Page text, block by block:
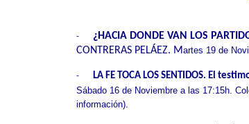
- ¿HACIA DONDE VAN LOS
CONTRERAS PELÁEZ. Martes 19 de
- LA FE TOCA LOS SENTIDOS. El
Sábado 16 de Noviembre a las 17:15h.
información).